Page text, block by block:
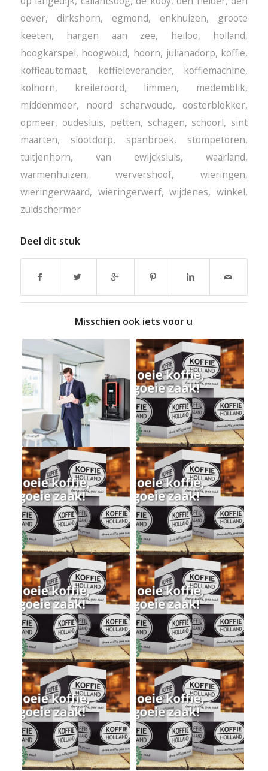
oever, dirkshorn, egmond, enkhuizen, groote
keeten, hargen aan zee, heiloo, holland,
hoogkarspel, hoogwoud, hoorn, julianadorp, koffie,
koffieautomaat, koffieleverancier, koffiemachine,
kolhorn, kreileroord, limmen, medemblik,
middenmeer, noord scharwoude,oosterblokker,
opmeer, oudesluis, petten, schagen, schoorl, sint
maarten, slootdorp, spanbroek, stompetoren,
tuitjenhorn, van ewijcksluis,waarland,
warmenhuizen, wervershoof,wieringen,
wieringerwaard, wieringerwerf,wijdenes,winkel,
zuidschermer
Deel dit stuk
Misschien ook iets voor u